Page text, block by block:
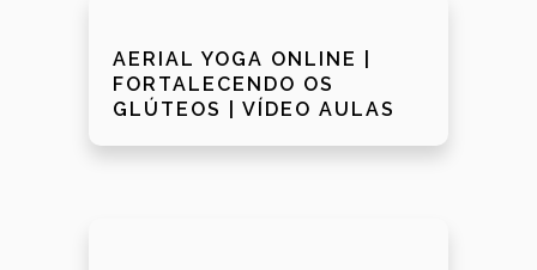
AERIAL YOGA ONLINE |
FORTALECENDO OS
GLÚTEOS | VÍDEO AULAS